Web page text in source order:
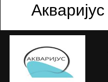
Акваријус